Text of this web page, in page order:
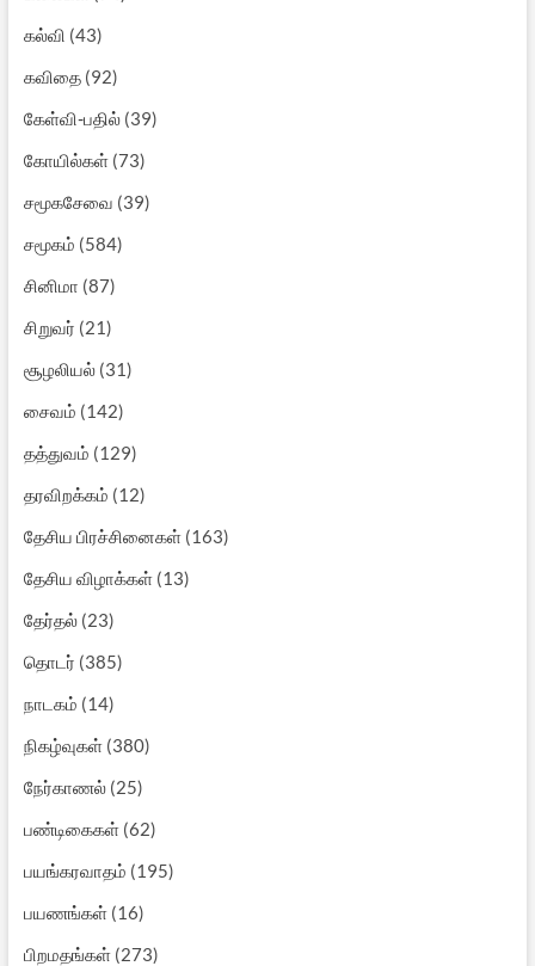
கல்வி (43)
கவிதை(92)
கேள்வி-பதில்(39)
கோயில்கள்(73)
சமூகசேவை (39)
சமூகம் (584)
சினிமா (87)
சிறுவர் (21)
சூழலியல்(31)
சைவம் (142)
தத்துவம் (129)
தரவிறக்கம் (12)
தேசிய பிரச்சினைகள்(163)
தேசிய விழாக்கள்(13)
தேர்தல்(23)
தொடர் (385)
நாடகம் (14)
நிகழ்வுகள்(380)
நேர்காணல்(25)
பண்டிகைகள்(62)
பயங்கரவாதம் (195)
பயணங்கள்(16)
பிறமதங்கள்(273)